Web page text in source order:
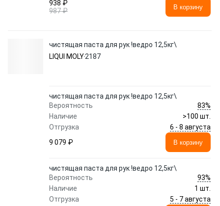
938 ₽
987 ₽
В корзину
чистящая паста для рук !ведро 12,5кг\
LIQUI MOLY2187
чистящая паста для рук !ведро 12,5кг\
Вероятность
83%
Наличие
>100 шт.
Отгрузка
6 - 8 августа
9 079 ₽
В корзину
чистящая паста для рук !ведро 12,5кг\
Вероятность
93%
Наличие
1 шт.
Отгрузка
5 - 7 августа